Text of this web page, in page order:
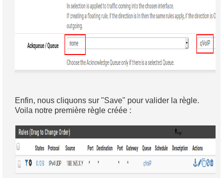
Enfin, nous cliquons sur "Save" pour valider la règle.
Voila notre première règle créée :